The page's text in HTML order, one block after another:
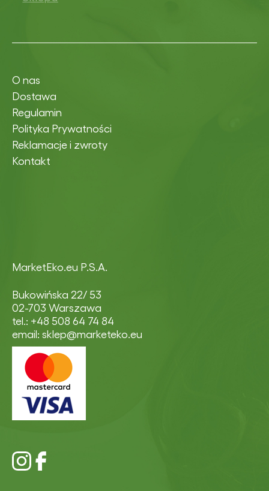
MarketEko.eu P.S.A.
Bukowińska 22/ 53
02-703 Warszawa
tel.: +48 508 64 74 84
email: sklep@marketeko.eu
O nas
Dostawa
Regulamin
Polityka Prywatności
Reklamacje i zwroty
Kontakt